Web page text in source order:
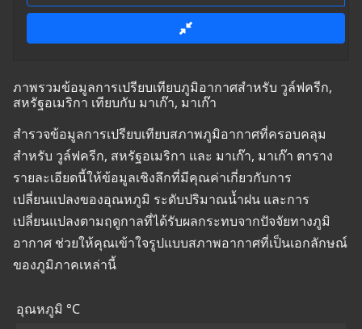
ภาพรวมข้อมูลการเปรียบเทียบภูมิอากาศสำหรับ วูล์ฟครีก,
สหรัฐอเมริกา เทียบกับ มาเก๊า, มาเก๊า
สำรวจข้อมูลการเปรียบเทียบสภาพภูมิอากาศที่ครอบคลุม
สำหรับ วูล์ฟครีก, สหรัฐอเมริกา และ มาเก๊า, มาเก๊า ตาราง
รายละเอียดนี้ให้ข้อมูลเชิงลึกที่มีคุณค่าเกี่ยวกับการ
เปลี่ยนแปลงของอุณหภูมิ ระดับปริมาณน้ำฝน และการ
เปลี่ยนแปลงตามฤดูกาลที่ได้รับผลกระทบจากปัจจัยทางภูมิ
อากาศ ช่วยให้คุณเข้าใจรูปแบบสภาพอากาศที่เป็นเอกลักษณ์
ของภูมิภาคเหล่านี้
อุณหภูมิ °C